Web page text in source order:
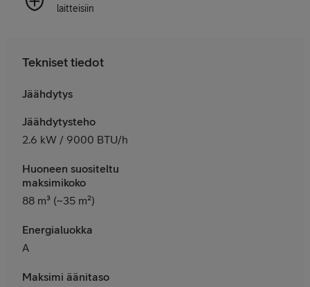
laitteisiin
Tekniset tiedot
Jäähdytys
Jäähdytysteho
2.6 kW / 9000 BTU/h
Huoneen suositeltu
maksimikoko
88 m³ (~35 m²)
Energialuokka
A
Maksimi äänitaso